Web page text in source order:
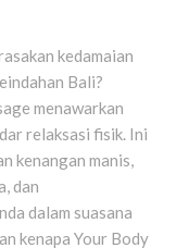
kedamaian
Bali?
menawarkan
relaksasi fisik. Ini
kenangan manis,
dan
dalam suasana
kenapa Your Body